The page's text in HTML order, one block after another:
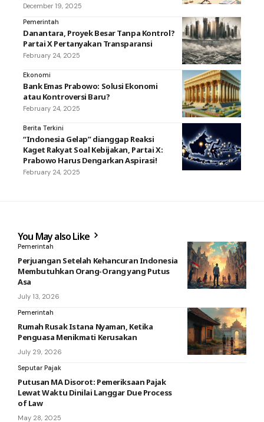
December 19, 2025
Pemerintah
Danantara, Proyek Besar Tanpa Kontrol?
Partai X Pertanyakan Transparansi
February 24, 2025
Ekonomi
Bank Emas Prabowo: Solusi Ekonomi
atau Kontroversi Baru?
February 24, 2025
Berita Terkini
“Indonesia Gelap” dianggap Reaksi
Kaget Rakyat Soal Kebijakan, Partai X:
Prabowo Harus Dengarkan Aspirasi!
February 24, 2025
You May also Like
Pemerintah
Perjuangan Setelah Kehancuran Indonesia
Membutuhkan Orang-Orang yang Putus
Asa
July 13, 2026
Pemerintah
Rumah Rusak Istana Nyaman, Ketika
Penguasa Menikmati Kerusakan
July 29, 2026
Seputar Pajak
Putusan MA Disorot: Pemeriksaan Pajak
Lewat Waktu Dinilai Langgar Due Process
of Law
May 28, 2025